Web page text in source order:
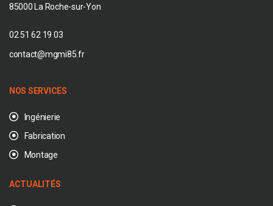
85000 La Roche-sur-Yon
02 51 62 19 03
contact@mgmi85.fr
NOS SERVICES
Ingénierie
Fabrication
Montage
ACTUALITÉS